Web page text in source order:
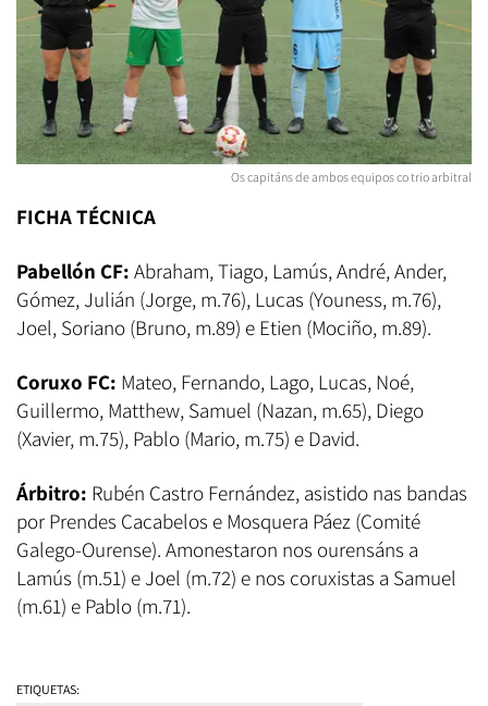
Os capitáns de ambos equipos co trio arbitral
FICHA TÉCNICA
Pabellón CF: Abraham, Tiago, Lamús, André, Ander,
Gómez, Julián (Jorge, m.76), Lucas (Youness, m.76),
Joel, Soriano (Bruno, m.89) e Etien (Mociño, m.89).
Coruxo FC: Mateo, Fernando, Lago, Lucas, Noé,
Guillermo, Matthew, Samuel (Nazan, m.65), Diego
(Xavier, m.75), Pablo (Mario, m.75) e David.
Árbitro: Rubén Castro Fernández, asistido nas bandas
por Prendes Cacabelos e Mosquera Páez (Comité
Galego-Ourense). Amonestaron nos ourensáns a
Lamús (m.51) e Joel (m.72) e nos coruxistas a Samuel
(m.61) e Pablo (m.71).
ETIQUETAS: